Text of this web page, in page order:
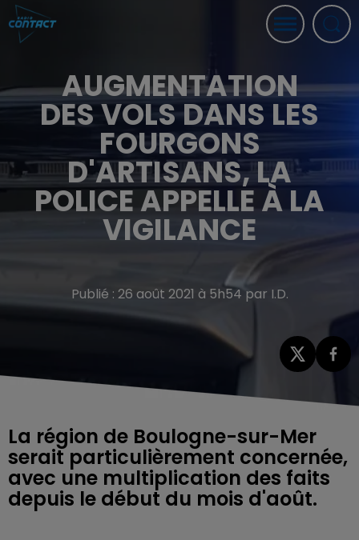
AUGMENTATION
DES VOLS DANS LES
FOURGONS
D'ARTISANS, LA
POLICE APPELLE À LA
VIGILANCE
Publié : 26 août 2021 à 5h54 par I.D.
La région de Boulogne-sur-Mer
serait particulièrement concernée,
avec une multiplication des faits
depuis le début du mois d'août.